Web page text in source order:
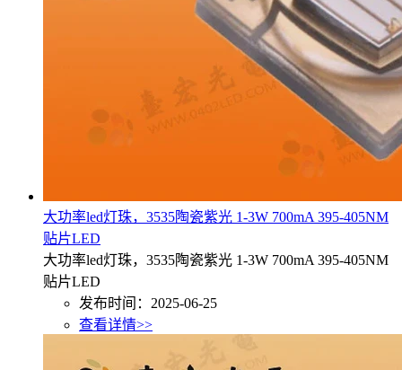
大功率led灯珠，3535陶瓷紫光 1-3W 700mA 395-405NM
贴片LED
大功率led灯珠，3535陶瓷紫光 1-3W 700mA 395-405NM
贴片LED
发布时间：2025-06-25
查看详情>>